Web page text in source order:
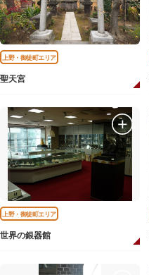
上野・御徒町エリア
聖天宮
上野・御徒町エリア
世界の銀器館